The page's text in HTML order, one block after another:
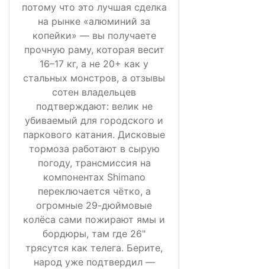
потому что это лучшая сделка
на рынке «алюминий за
копейки» — вы получаете
прочную раму, которая весит
16–17 кг, а не 20+ как у
стальных монстров, а отзывы
сотен владельцев
подтверждают: велик не
убиваемый для городского и
паркового катания. Дисковые
тормоза работают в сырую
погоду, трансмиссия на
компонентах Shimano
переключается чётко, а
огромные 29-дюймовые
колёса сами пожирают ямы и
бордюры, там где 26"
трясутся как телега. Берите,
народ уже подтвердил —